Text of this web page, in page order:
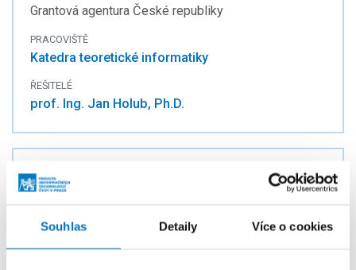
Souhlas Detaily Více o cookies
Grantová agentura České republiky
PRACOVIŠTĚ
Katedra teoretické informatiky
ŘEŠITELÉ
prof. Ing. Jan Holub, Ph.D.
Analýza a zpracování řetězců a stromů
Standardní projekty
POSKYTOVATEL